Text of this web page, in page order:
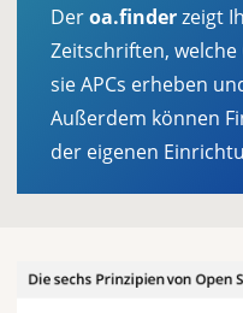
Deroa.finderzeigt
Zeitschriften, welche
sie APCs erheben
Außerdem können
der eigenen